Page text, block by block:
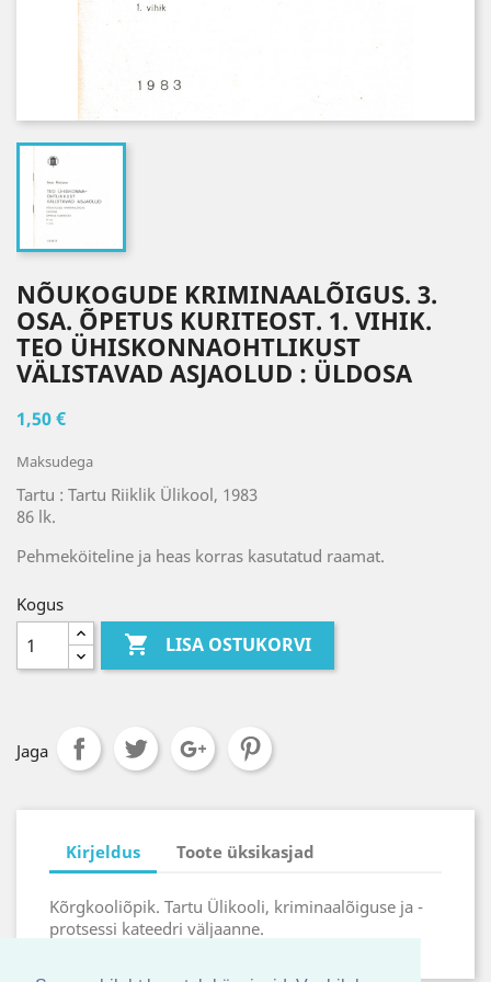
NÕUKOGUDE KRIMINAALÕIGUS. 3.
OSA. ÕPETUS KURITEOST. 1. VIHIK.
TEO ÜHISKONNAOHTLIKUST
VÄLISTAVAD ASJAOLUD : ÜLDOSA
1,50 €
Maksudega
Tartu : Tartu Riiklik Ülikool, 1983
86 lk.
Pehmeköiteline ja heas korras kasutatud raamat.
Kogus
 LISA OSTUKORVI
Jaga
Kirjeldus Toote üksikasjad
Kõrgkooliõpik. Tartu Ülikooli, kriminaalõiguse ja -
protsessi kateedri väljaanne.